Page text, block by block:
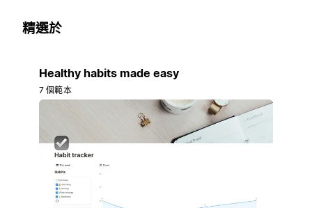
精選於
Healthy habits made easy
7 個範本